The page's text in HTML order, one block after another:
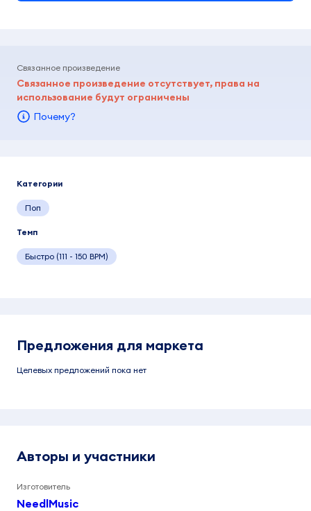
Связанное произведение
Связанное произведение отсутствует, права на
использование будут ограничены
Почему?
Категории
Поп
Темп
Быстро (111 - 150 BPM)
Предложения для маркета
Целевых предложений пока нет
Авторы и участники
Изготовитель
NeedlMusic